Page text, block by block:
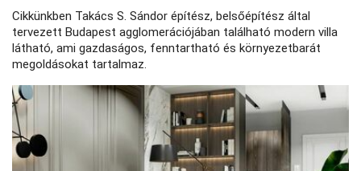
Cikkünkben Takács S. Sándor építész, belsőépítész által
tervezett Budapest agglomerációjában található modern villa
látható, ami gazdaságos, fenntartható és környezetbarát
megoldásokat tartalmaz.